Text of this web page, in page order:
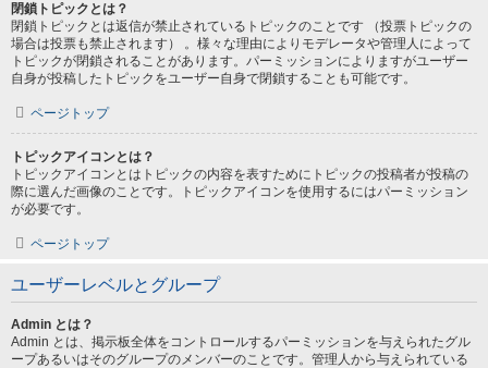
閉鎖トピックとは？
閉鎖トピックとは返信が禁止されているトピックのことです （投票トピックの
場合は投票も禁止されます） 。様々な理由によりモデレータや管理人によって
トピックが閉鎖されることがあります。パーミッションによりますがユーザー
自身が投稿したトピックをユーザー自身で閉鎖することも可能です。
ページトップ
トピックアイコンとは？
トピックアイコンとはトピックの内容を表すためにトピックの投稿者が投稿の
際に選んだ画像のことです。トピックアイコンを使用するにはパーミッション
が必要です。
ページトップ
ユーザーレベルとグループ
Admin とは？
Admin とは、掲示板全体をコントロールするパーミッションを与えられたグル
ープあるいはそのグループのメンバーのことです。管理人から与えられている